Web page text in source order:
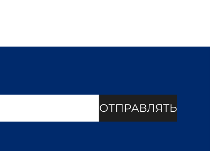
ОТПРАВЛЯТЬ